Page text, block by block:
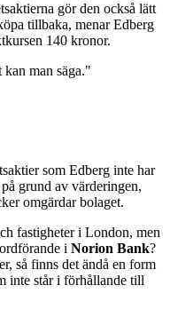
gör den också lätt
tillbaka, menar Edberg
140 kronor.
man säga."
som Edberg inte har
grund av värderingen,
omgärdar bolaget.
fastigheter i London, men
i Norion Bank?
så finns det ändå en form
inte står i förhållande till